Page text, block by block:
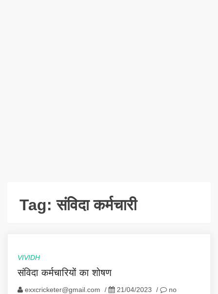
Tag:संविदा कर्मचारी
VIVIDH
संविदा कर्मचारियों का शोषण
exxcricketer@gmail.com / 21/04/2023 /
no